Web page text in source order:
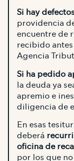
Si hay
providencia
encuentre de
recibido
Agencia
Si ha pedido
la deuda ya
apremio e
diligencia de
En esas
deberá
oficina de
por los que